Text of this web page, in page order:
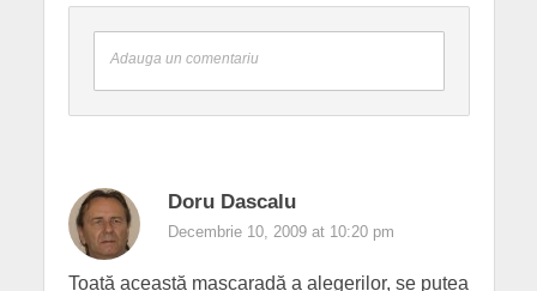
Adauga un comentariu
Doru Dascalu
Decembrie 10, 2009 at 10:20 pm
Toată această mascaradă a alegerilor, se putea